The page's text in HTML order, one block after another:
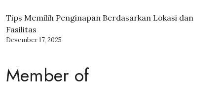
Desember 24, 2025
Cara Pesan Tiket Pesawat ke Luar Negeri Harga
Promo